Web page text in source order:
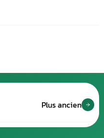
Plus ancien